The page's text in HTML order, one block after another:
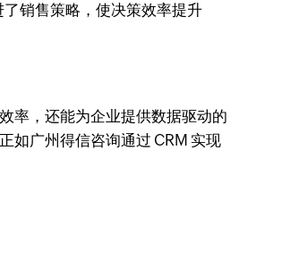
销售策略，使决策效率提升
率，还能为企业提供数据驱动的
如广州得信咨询通过 CRM 实现